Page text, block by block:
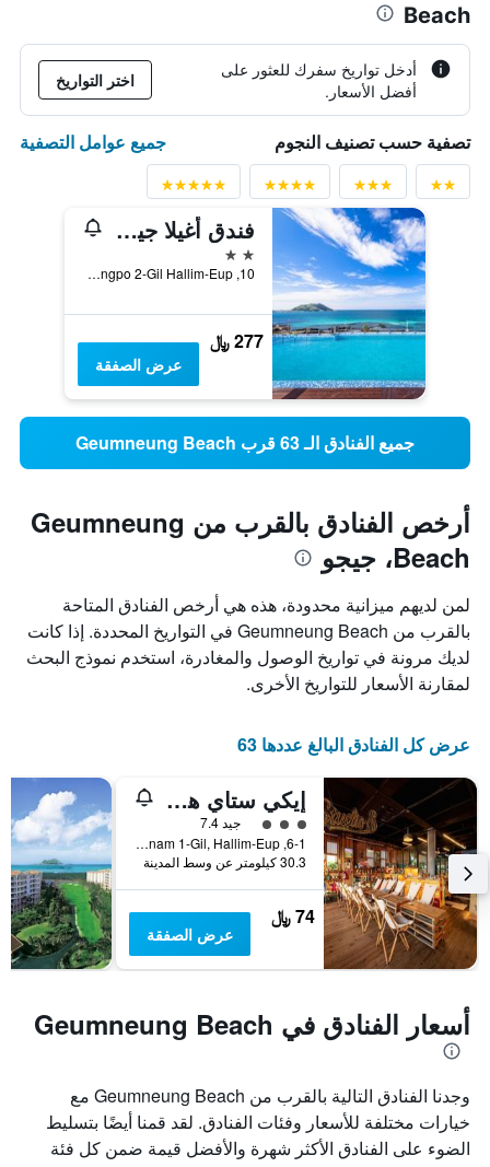
Beach
أدخل تواريخ سفرك للعثور على
أفضل الأسعار.
اختر التواريخ
تصفية حسب تصنيف النجوم جميع عوامل التصفية
فندق أغيلا جيجو اوسيانو سويت
2 نجمتين
10, Ongpo 2-Gil Hallim-Eup, جيجو, كوريا الجنوبية
277 ﷼
عرض الصفقة
جميع الفنادق الـ 63 قرب Geumneung Beach
أرخص الفنادق بالقرب من Geumneung
Beach، جيجو
لمن لديهم ميزانية محدودة، هذه هي أرخص الفنادق المتاحة
بالقرب من Geumneung Beach في التواريخ المحددة. إذا كانت
لديك مرونة في تواريخ الوصول والمغادرة، استخدم نموذج البحث
لمقارنة الأسعار للتواريخ الأخرى.
عرض كل الفنادق البالغ عددها 63
إيكي ستاي هوتل
تقييم فئة 3جيد 7.4
6-1, Geumneungnam 1-Gil, Hallim-Eup, جيجو, كوريا الجنوبية
30.3 كيلومتر عن وسط المدينة
74 ﷼
عرض الصفقة
أسعار الفنادق في Geumneung Beach
وجدنا الفنادق التالية بالقرب من Geumneung Beach مع
خيارات مختلفة للأسعار وفئات الفنادق. لقد قمنا أيضًا بتسليط
الضوء على الفنادق الأكثر شهرة والأفضل قيمة ضمن كل فئة